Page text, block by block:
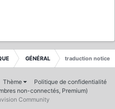
GÉNÉRAL traduction notice
Thème
Politique de confidentialité
non-connectés, Premium)
Community